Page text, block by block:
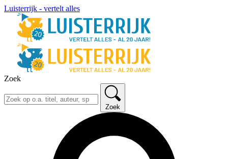
Luisterrijk - vertelt alles
Zoek
Zoek